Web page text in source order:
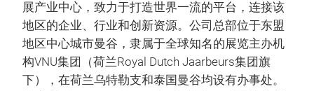
展产业中心，致力于打造世界一流的平台，连接该
地区的企业、行业和创新资源。公司总部位于东盟
地区中心城市曼谷，隶属于全球知名的展览主办机
构VNU集团（荷兰Royal Dutch Jaarbeurs集团旗
下），在荷兰乌特勒支和泰国曼谷均设有办事处。